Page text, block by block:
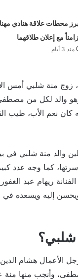
محطات علاقة هنادي
مع إعلان طلاقهما
منذ 3 أيام
زوج منة شلبي أمس
والد لكل من
كان نعم الأب، طيب
والد منة شلبي في
كما وجه عدد
ريهام عبد
إليه ويسعده في
شلبي؟
الأعمال هشام